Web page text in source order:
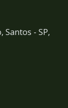
Santos - SP,